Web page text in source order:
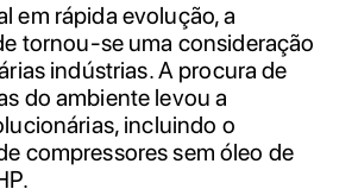
em rápida evolução, a
tornou-se uma consideração
indústrias. A procura de
do ambiente levou a
incluindo o
compressores sem óleo de